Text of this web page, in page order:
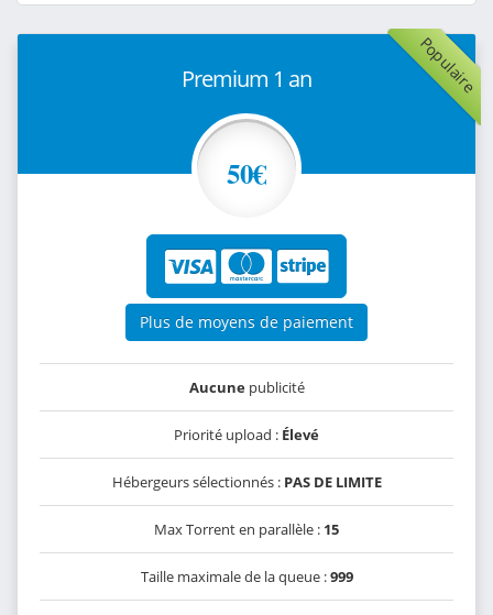
Populaire
Premium 1 an
50€
Plus de moyens de paiement
Aucunepublicité
Priorité upload : Élevé
Hébergeurs sélectionnés : PAS DE LIMITE
Max Torrent en parallèle : 15
Taille maximale de la queue :999